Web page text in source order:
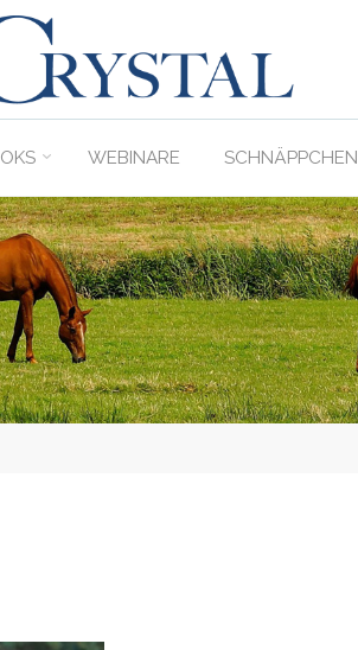
Crystal
Verlag
DER
ONLINE-
SHOP
FÜR
PFERDEFREUNDE
WEBINARE SCHNÄPPCHEN